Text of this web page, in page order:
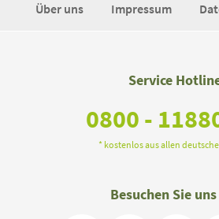
Über uns Impressum
Service
0800 -
* kostenlos aus allen
Besuchen Sie